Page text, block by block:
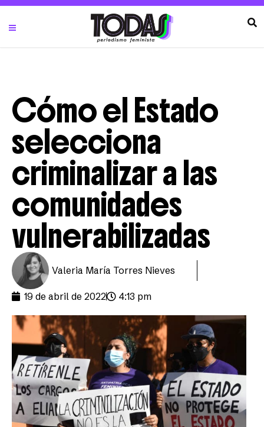
Cómo el Estado
selecciona
criminalizar a las
comunidades
vulnerabilizadas
Valeria María Torres Nieves
19 de abril de 2022 4:13 pm